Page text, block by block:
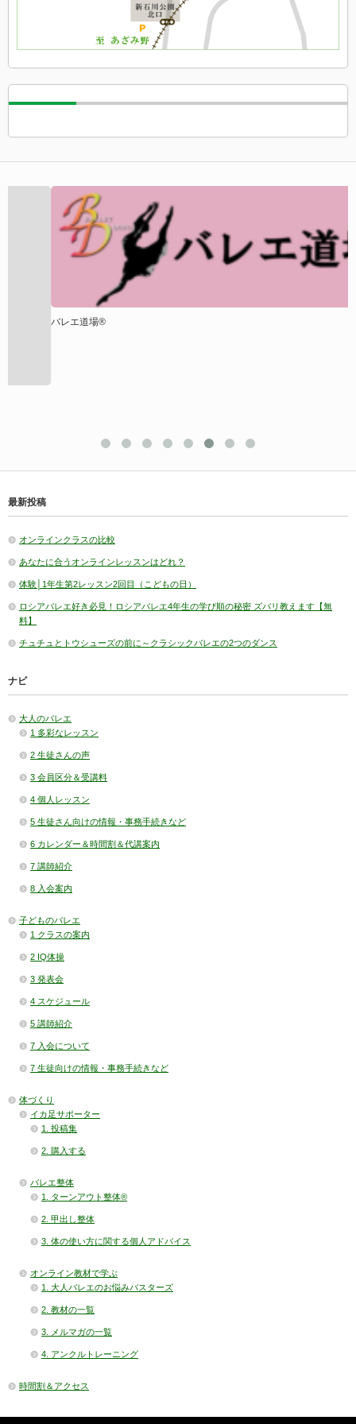
バレエ道場®
最新投稿
オンラインクラスの比較
あなたに合うオンラインレッスンはどれ？
体験│1年生第2レッスン2回目（こどもの日）
ロシアバレエ好き必見！ロシアバレエ4年生の学び順の秘密 ズバリ教えます【無
料】
チュチュとトウシューズの前に～クラシックバレエの2つのダンス
ナビ
大人のバレエ
1 多彩なレッスン
2 生徒さんの声
3 会員区分＆受講料
4 個人レッスン
5 生徒さん向けの情報・事務手続きなど
6 カレンダー＆時間割＆代講案内
7 講師紹介
8 入会案内
子どものバレエ
1 クラスの案内
2 IQ体操
3 発表会
4 スケジュール
5 講師紹介
7 入会について
7 生徒向けの情報・事務手続きなど
体づくり
イカ足サポーター
1. 投稿集
2. 購入する
バレエ整体
1. ターンアウト整体®
2. 甲出し整体
3. 体の使い方に関する個人アドバイス
オンライン教材で学ぶ
1. 大人バレエのお悩みバスターズ
2. 教材の一覧
3. メルマガの一覧
4. アンクルトレーニング
時間割＆アクセス